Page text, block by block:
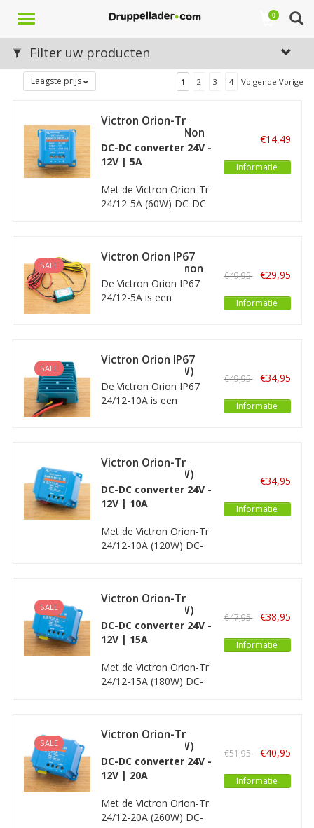
Toggle
0
Filter uw producten
Laagste prijs 1 2 3 4 Volgende Vorige
Victron Orion-Tr
24/12-5A (60W) Non
Isolated
DC-DC converter 24V -
12V | 5A
Met de Victron Orion-Tr
24/12-5A (60W) DC-DC
een 24V-systeem.
€14,49
Informatie
SALE
Victron Orion IP67
24/12-5A (60W) non
isolated
De Victron Orion IP67
24/12-5A is een
een 24V spanning om
kan vormen naar een
12V spanning waarmee
12V apparatuur
€49,95 €29,95
Informatie
SALE
Victron Orion IP67
24/12-10A (120W)
non isolated
De Victron Orion IP67
24/12-10A is een
een 24V spanning om
kan vormen naar een
12V spanning waarmee
12V apparatuur
aangesloten kan
worden.
€49,95 €34,95
Informatie
Victron Orion-Tr
24/12-10A (120W)
Non Isolated
DC-DC converter 24V -
12V | 10A
Met de Victron Orion-Tr
24/12-10A (120W) DC-
een 24V-systeem.
€34,95
Informatie
SALE
Victron Orion-Tr
24/12-15A (180W)
Non Isolated
DC-DC converter 24V -
12V | 15A
Met de Victron Orion-Tr
24/12-15A (180W) DC-
een 24V-systeem.
€47,95 €38,95
Informatie
SALE
Victron Orion-Tr
24/12-20A (240W)
Non Isolated
DC-DC converter 24V -
12V | 20A
Met de Victron Orion-Tr
24/12-20A (260W) DC-
€51,95 €40,95
Informatie